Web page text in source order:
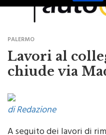
PALERMO
Lavori al
di Redazione